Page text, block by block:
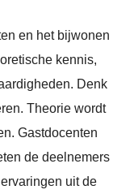
en het bijwonen
kennis,
Denk
Theorie wordt
Gastdocenten
de deelnemers
uit de